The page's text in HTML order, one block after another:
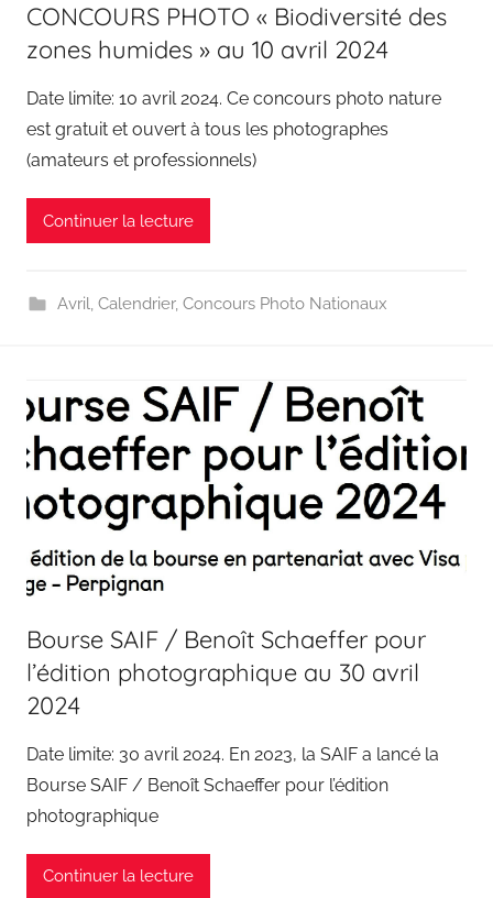
CONCOURS PHOTO « Biodiversité des
zones humides » au 10 avril 2024
Date limite: 10 avril 2024. Ce concours photo nature
est gratuit et ouvert à tous les photographes
(amateurs et professionnels)
Continuer la lecture
Avril, Calendrier, Concours Photo Nationaux
Bourse SAIF / Benoît Schaeffer pour
l’édition photographique au 30 avril
2024
Date limite: 30 avril 2024. En 2023, la SAIF a lancé la
Bourse SAIF / Benoît Schaeffer pour l’édition
photographique
Continuer la lecture